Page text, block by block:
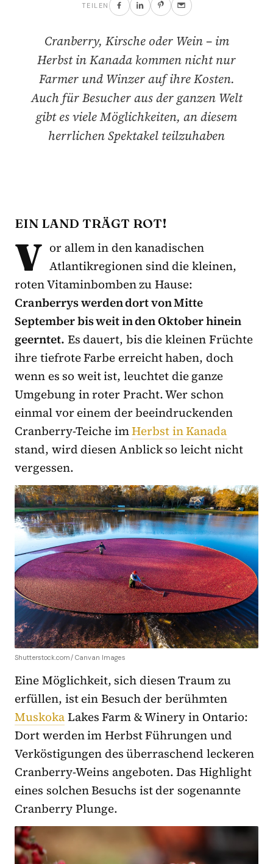
TEILEN
Cranberry, Kirsche oder Wein – im
Herbst in Kanada kommen nicht nur
Farmer und Winzer auf ihre Kosten.
Auch für Besucher aus der ganzen Welt
gibt es viele Möglichkeiten, an diesem
herrlichen Spektakel teilzuhaben
EIN LAND TRÄGT ROT!
V or allem in den kanadischen
Atlantikregionen sind die kleinen,
roten Vitaminbomben zu Hause:
Cranberrys werden dort von Mitte
September bis weit in den Oktober hinein
geerntet. Es dauert, bis die kleinen Früchte
ihre tiefrote Farbe erreicht haben, doch
wenn es so weit ist, leuchtet die ganze
Umgebung in roter Pracht. Wer schon
einmal vor einem der beeindruckenden
Cranberry-Teiche imHerbst in Kanada
stand, wird diesen Anblick so leicht nicht
vergessen.
Shutterstock.com/ Canvan Images
Eine Möglichkeit, sich diesen Traum zu
erfüllen, ist ein Besuch der berühmten
MuskokaLakes Farm & Winery in Ontario:
Dort werden im Herbst Führungen und
Verköstigungen des überraschend leckeren
Cranberry-Weins angeboten. Das Highlight
eines solchen Besuchs ist der sogenannte
Cranberry Plunge.